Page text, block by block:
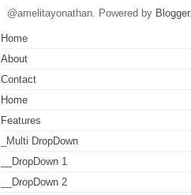
@amelitayonathan. Powered by Blogger.
Home
About
Contact
Home
Features
_Multi DropDown
__DropDown 1
__DropDown 2